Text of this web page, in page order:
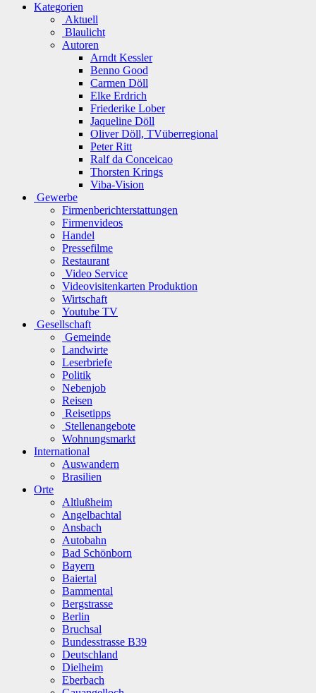
Kategorien
Aktuell
Blaulicht
Autoren
Arndt Kessler
Benno Good
Carmen Döll
Elke Erdrich
Friederike Lober
Jaqueline Döll
Oliver Döll, TVüberregional
Peter Ritt
Ralf da Conceicao
Thorsten Krings
Viba-Vision
Gewerbe
Firmenberichterstattungen
Firmenvideos
Handel
Pressefilme
Restaurant
Video Service
Videovisitenkarten Produktion
Wirtschaft
Youtube TV
Gesellschaft
Gemeinde
Landwirte
Leserbriefe
Politik
Nebenjob
Reisen
Reisetipps
Stellenangebote
Wohnungsmarkt
International
Auswandern
Brasilien
Orte
Altlußheim
Angelbachtal
Ansbach
Autobahn
Bad Schönborn
Bayern
Baiertal
Bammental
Bergstrasse
Berlin
Bruchsal
Bundesstrasse B39
Deutschland
Dielheim
Eberbach